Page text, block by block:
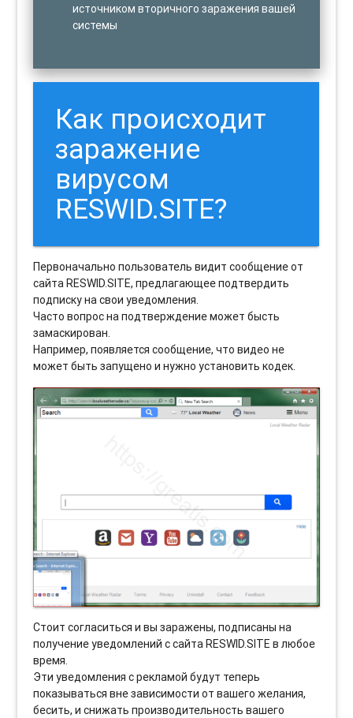
источником вторичного заражения вашей
системы
Как происходит
заражение
вирусом
RESWID.SITE?
Первоначально пользователь видит сообщение от
сайта RESWID.SITE, предлагающее подтвердить
подписку на свои уведомления.
Часто вопрос на подтверждение может бысть
замаскирован.
Например, появляется сообщение, что видео не
может быть запущено и нужно установить кодек.
Стоит согласиться и вы заражены, подписаны на
получение уведомлений с сайта RESWID.SITE в любое
время.
Эти уведомления с рекламой будут теперь
показываться вне зависимости от вашего желания,
бесить, и снижать производительность вашего